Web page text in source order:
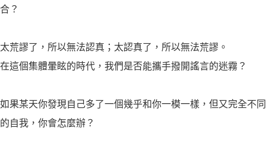
合？
太荒謬了，所以無法認真；太認真了，所以無法荒謬。
在這個集體暈眩的時代，我們是否能攜手撥開謠言的迷霧？
如果某天你發現自己多了一個幾乎和你一模一樣，但又完全不同
的自我，你會怎麼辦？